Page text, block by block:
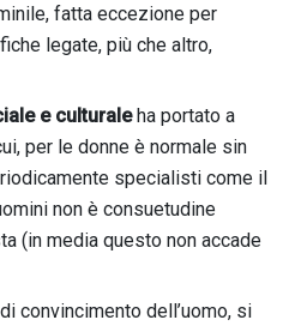
fatta eccezione per
legate, più che altro,
e culturaleha portato a
per le donne è normale sin
specialisti come il
non è consuetudine
(in media questo non accade
convincimento dell’uomo, si